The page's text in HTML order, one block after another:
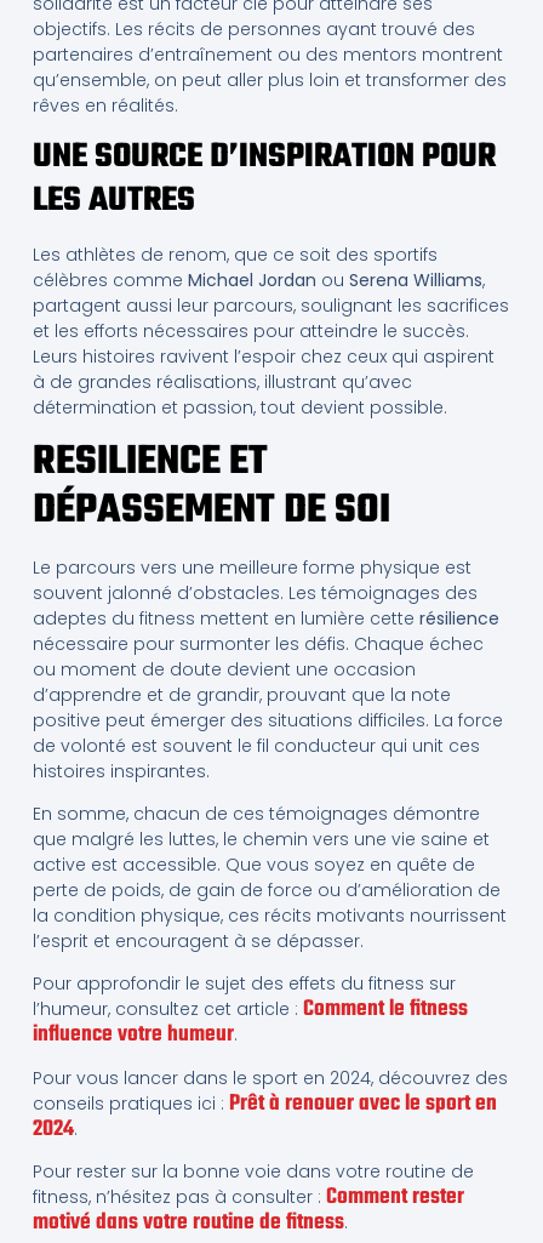
objectifs. Les récits de personnes ayant trouvé des
partenaires d’entraînement ou des mentors montrent
qu’ensemble, on peut aller plus loin et transformer des
rêves en réalités.
UNE SOURCE D’INSPIRATION POUR
LES AUTRES
Les athlètes de renom, que ce soit des sportifs
célèbres comme Michael Jordan ou Serena Williams,
partagent aussi leur parcours, soulignant les sacrifices
et les efforts nécessaires pour atteindre le succès.
Leurs histoires ravivent l’espoir chez ceux qui aspirent
à de grandes réalisations, illustrant qu’avec
détermination et passion, tout devient possible.
RESILIENCE ET
DÉPASSEMENT DE SOI
Le parcours vers une meilleure forme physique est
souvent jalonné d’obstacles. Les témoignages des
adeptes du fitness mettent en lumière cette résilience
nécessaire pour surmonter les défis. Chaque échec
ou moment de doute devient une occasion
d’apprendre et de grandir, prouvant que la note
positive peut émerger des situations difficiles. La force
de volonté est souvent le fil conducteur qui unit ces
histoires inspirantes.
En somme, chacun de ces témoignages démontre
que malgré les luttes, le chemin vers une vie saine et
active est accessible. Que vous soyez en quête de
perte de poids, de gain de force ou d’amélioration de
la condition physique, ces récits motivants nourrissent
l’esprit et encouragent à se dépasser.
Pour approfondir le sujet des effets du fitness sur
l’humeur, consultez cet article : Comment le fitness
influence votre humeur.
Pour vous lancer dans le sport en 2024, découvrez des
conseils pratiques ici : Prêt à renouer avec le sport en
2024.
Pour rester sur la bonne voie dans votre routine de
fitness, n’hésitez pas à consulter : Comment rester
motivé dans votre routine de fitness.